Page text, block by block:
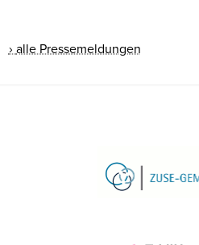
alle Pressemeldungen